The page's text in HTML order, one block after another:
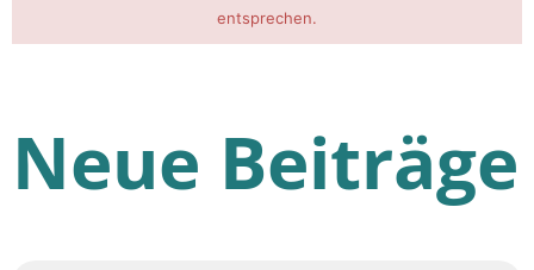
entsprechen.
Neue Beiträge